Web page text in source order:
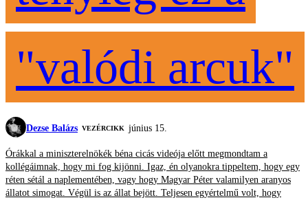
"valódi arcuk"
Dezse Balázs VEZÉRCIKK június 15.
Órákkal a miniszterelnökék béna cicás videója előtt megmondtam a
kollégáimnak, hogy mi fog kijönni. Igaz, én olyanokra tippeltem, hogy egy
réten sétál a naplementében, vagy hogy Magyar Péter valamilyen aranyos
állatot simogat. Végül is az állat bejött. Teljesen egyértelmű volt, hogy